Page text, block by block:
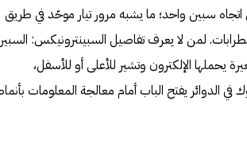
اتجاه سبين واحد؛ ما يشبه مرور تيار موحّد في طريق
لمن لا يعرف تفاصيل السبينترونيكس:
يحملها الإلكترون وتشير للأعلى أو للأسفل،
الدوائر يفتح الباب أمام معالجة المعلومات